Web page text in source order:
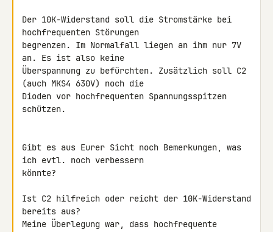
Der 10K-Widerstand soll die Stromstärke bei
hochfrequenten Störungen
begrenzen. Im Normalfall liegen an ihm nur 7V
an. Es ist also keine
Überspannung zu befürchten. Zusätzlich soll C2
(auch MKS4 630V) noch die
Dioden vor hochfrequenten Spannungsspitzen
schützen.
Gibt es aus Eurer Sicht noch Bemerkungen, was
ich evtl. noch verbessern
könnte?
Ist C2 hilfreich oder reicht der 10K-Widerstand
bereits aus?
Meine Überlegung war, dass hochfrequente